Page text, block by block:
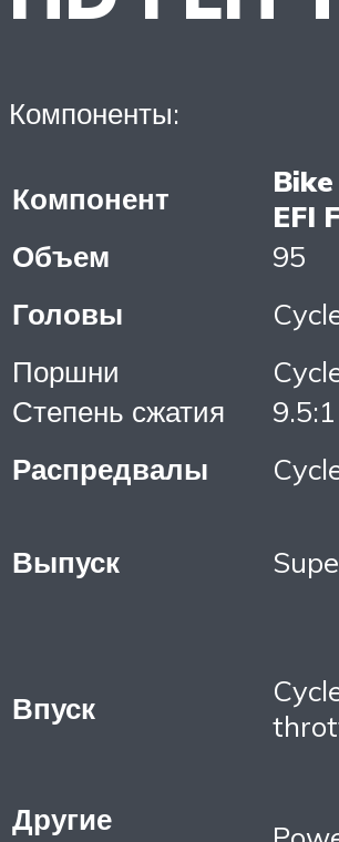
Компоненты:
Компонент
EFI
Объем
95
Головы
Поршни
Степень сжатия
9.5:1
Распредвалы
Выпуск
Впуск
Другие